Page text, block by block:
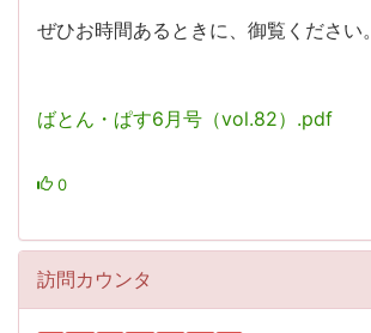
ぜひお時間あるときに、御覧ください。
ばとん・ぱす6月号（vol.82）.pdf
0
訪問カウンタ